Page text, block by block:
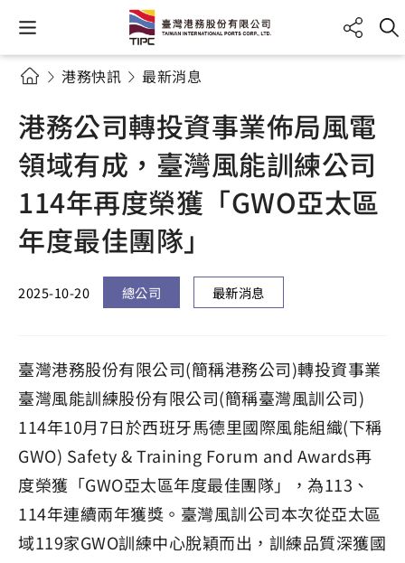
港務快訊 最新消息
港務公司轉投資事業佈局風電
領域有成，臺灣風能訓練公司
114年再度榮獲「GWO亞太區
年度最佳團隊」
2025-10-20 總公司 最新消息
臺灣港務股份有限公司(簡稱港務公司)轉投資事業
臺灣風能訓練股份有限公司(簡稱臺灣風訓公司)
114年10月7日於西班牙馬德里國際風能組織(下稱
GWO) Safety & Training Forum and Awards再
度榮獲「GWO亞太區年度最佳團隊」，為113、
114年連續兩年獲獎。臺灣風訓公司本次從亞太區
域119家GWO訓練中心脫穎而出，訓練品質深獲國